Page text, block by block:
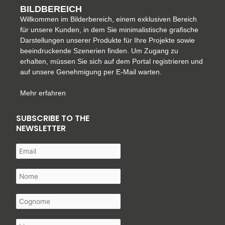
BILDBEREICH
Willkommen im Bilderbereich, einem exklusiven Bereich
für unsere Kunden, in dem Sie minimalistische grafische
Darstellungen unserer Produkte für Ihre Projekte sowie
beeindruckende Szenerien finden. Um Zugang zu
erhalten, müssen Sie sich auf dem Portal registrieren und
auf unsere Genehmigung per E-Mail warten.
Mehr erfahren
SUBSCRIBE TO THE
NEWSLETTER